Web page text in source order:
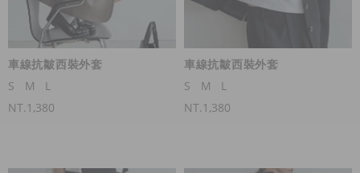
車線抗皺西裝外套
S
M
L
NT.1,380
車線抗皺西裝外套
S
M
L
NT.1,380